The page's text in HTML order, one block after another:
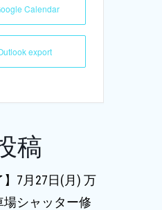
Calendar
export
稿
】7月27日(月) 万
場シャッター修